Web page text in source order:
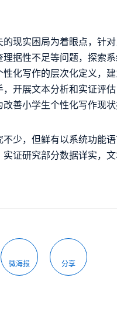
现实困局为着眼点，针
据性不足等问题，探索
化写作的层次化定义，
开展文本分析和实证评
善小学生个性化写作现状
少，但鲜有以系统功能
证研究部分数据详实，
微海报 分享